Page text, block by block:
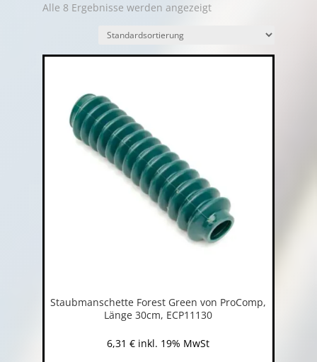
Alle 8 Ergebnisse werden angezeigt
Staubmanschette Forest Green von ProComp,
Länge 30cm, ECP11130
6,31€ inkl. 19% MwSt